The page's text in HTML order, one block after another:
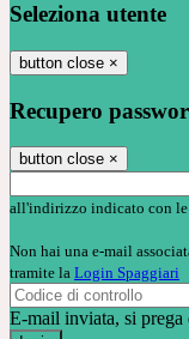
Seleziona utente
button close ×
Recupero
button close ×
all'indirizzo indicato con le
Non hai una e-mail
tramite la Login Spaggiari
E-mail inviata, si prega